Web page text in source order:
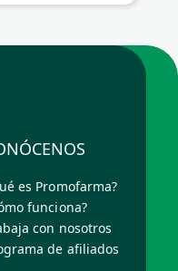
es Promofarma?
funciona?
con nosotros
de afiliados